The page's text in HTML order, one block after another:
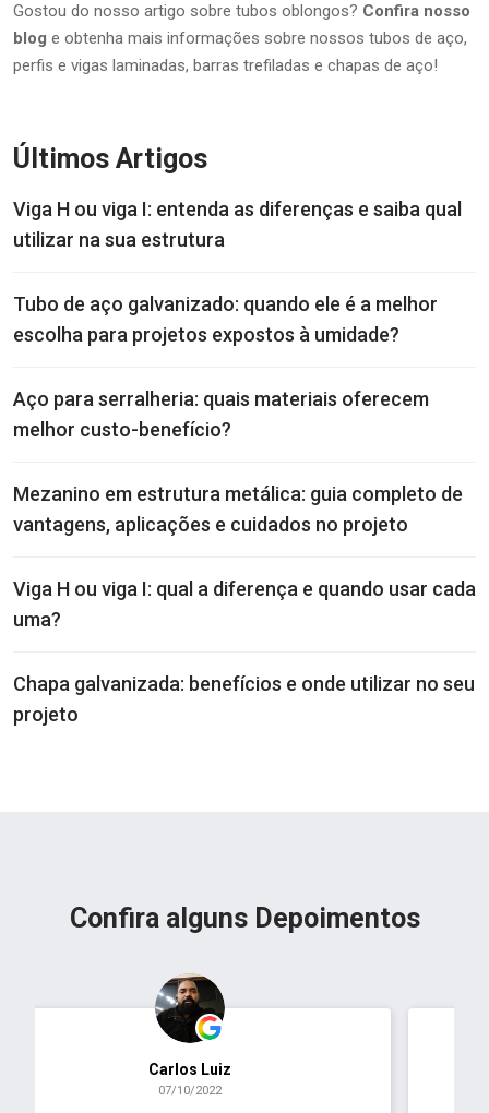
Gostou do nosso artigo sobre tubos oblongos? Confira nosso
blog e obtenha mais informações sobre nossos tubos de aço,
perfis e vigas laminadas, barras trefiladas e chapas de aço!
Últimos Artigos
Viga H ou viga I: entenda as diferenças e saiba qual
utilizar na sua estrutura
Tubo de aço galvanizado: quando ele é a melhor
escolha para projetos expostos à umidade?
Aço para serralheria: quais materiais oferecem
melhor custo-benefício?
Mezanino em estrutura metálica: guia completo de
vantagens, aplicações e cuidados no projeto
Viga H ou viga I: qual a diferença e quando usar cada
uma?
Chapa galvanizada: benefícios e onde utilizar no seu
projeto
Confira alguns Depoimentos
Everton Duarte
11/01/2022